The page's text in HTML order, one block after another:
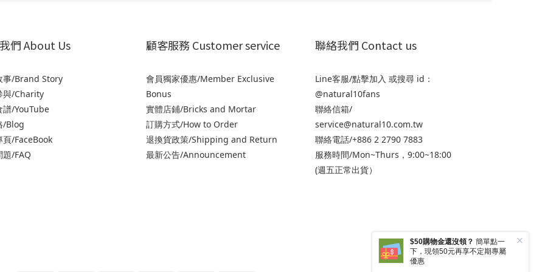
們 About Us
事/Brand Story
與/Charity
譜/YouTube
/Blog
頁/FaceBook
題/FAQ
顧客服務 Customer service
會員獨家優惠/Member Exclusive
Bonus
實體店鋪/Bricks and Mortar
訂購方式/How to Order
退換貨政策/Shipping and Return
最新公告/Announcement
聯絡我們 Contact us
Line客服/點擊加入 或搜尋 id：
@natural10fans
聯絡信箱/
service@natural10.com.tw
聯絡電話/+886 2 2790 7883
服務時間/Mon~Thurs，9:00~18:00
(週五正常出貨）